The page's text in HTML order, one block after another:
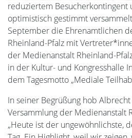
reduziertem Besucherkontingent
optimistisch gestimmt
September die Ehrenamtlichen
Rheinland-Pfalz mit
der Medienanstalt Rheinland-Pfalz
in der Kultur- und Kongresshalle
dem Tagesmotto „Mediale
In seiner Begrüßung hob
Versammlung der Medienanstalt
„Heute ist der ungewöhnlichste,